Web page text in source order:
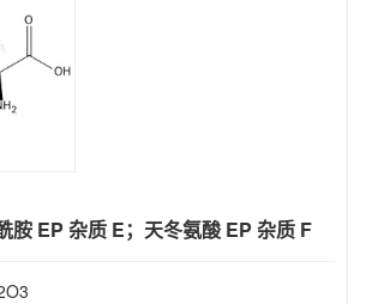
胺 EP 杂质 E；天冬氨酸 EP 杂质 F